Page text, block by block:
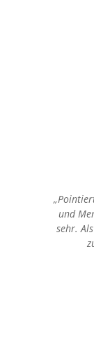
und
sehr.